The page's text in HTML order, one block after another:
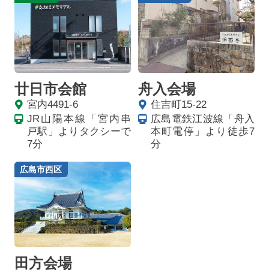
廿日市会館
宮内4491-6
JR山陽本線「宮内串
戸駅」よりタクシーで
7分
舟入会場
住吉町15-22
広島電鉄江波線「舟入
本町電停」より徒歩7
分
広島市西区
田方会場